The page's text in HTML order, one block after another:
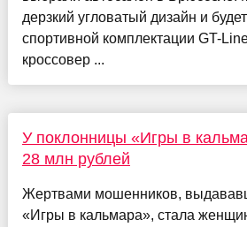
дерзкий угловатый дизайн и
спортивной комплектации GT-
кроссовер ...
У поклонницы «Игры в
28 млн рублей
Жертвами мошенников,
«Игры в кальмара», стала